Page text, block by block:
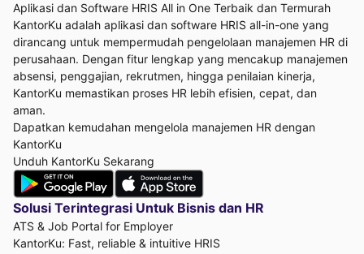
Aplikasi dan Software HRIS All in One Terbaik dan Termurah
KantorKu adalah aplikasi dan software HRIS all-in-one yang
dirancang untuk mempermudah pengelolaan manajemen HR di
perusahaan. Dengan fitur lengkap yang mencakup manajemen
absensi, penggajian, rekrutmen, hingga penilaian kinerja,
KantorKu memastikan proses HR lebih efisien, cepat, dan
aman.
Dapatkan kemudahan mengelola manajemen HR dengan
KantorKu
Unduh KantorKu Sekarang
Solusi Terintegrasi Untuk Bisnis dan HR
ATS & Job Portal for Employer
KantorKu: Fast, reliable & intuitive HRIS